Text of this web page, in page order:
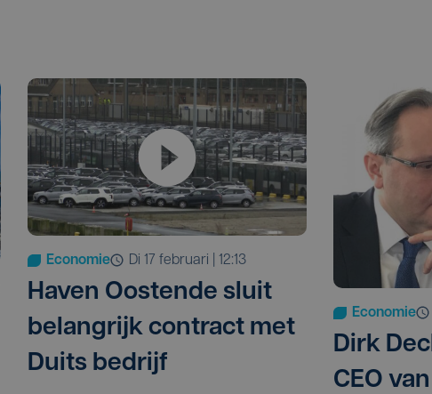
Economie di 17 februari | 12:13
Haven Oostende sluit
belangrijk contract met
Duits bedrijf
Economie
Dirk
CEO